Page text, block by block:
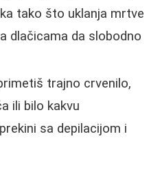
tako što uklanja mrtve
dlačicama da slobodno
trajno crvenilo,
ili bilo kakvu
sa depilacijom i